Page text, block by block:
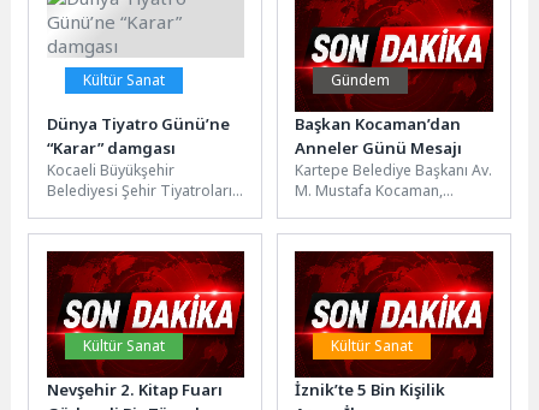
Kültür Sanat
Dünya Tiyatro Günü’ne
“Karar” damgası
Kocaeli Büyükşehir
Belediyesi Şehir Tiyatroları,
prömiyerini gerçekleştiren
“Karar” ile sanatseverlere
unutulmaz bir...
Gündem
Başkan Kocaman’dan
Anneler Günü Mesajı
Kartepe Belediye Başkanı Av.
M. Mustafa Kocaman,
mesaj yayımladı. Başkan
Kocaman...
Kültür Sanat
Nevşehir 2. Kitap Fuarı
Kültür Sanat
İznik’te 5 Bin Kişilik